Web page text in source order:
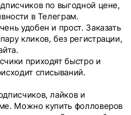
по выгодной цене,
в Телеграм.
удобен и прост. Заказать
кликов, без регистрации,
приходят быстро и
списываний.
лайков и
Можно купить фолловеров